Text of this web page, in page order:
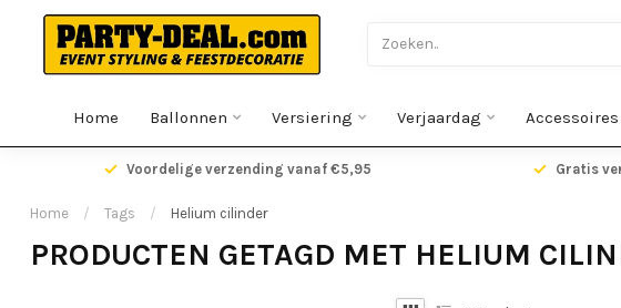
Home Ballonnen Versiering Verjaardag Accessoires
Voordelige verzending vanaf €5,95 Gratis
Home / Tags / Helium cilinder
PRODUCTEN GETAGD MET HELIUM